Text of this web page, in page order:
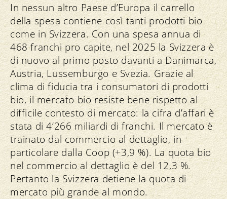
In nessun altro Paese d’Europa il carrello
della spesa contiene così tanti prodotti bio
come in Svizzera. Con una spesa annua di
468 franchi pro capite, nel 2025 la Svizzera è
di nuovo al primo posto davanti a Danimarca,
Austria, Lussemburgo e Svezia. Grazie al
clima di fiducia tra i consumatori di prodotti
bio, il mercato bio resiste bene rispetto al
difficile contesto di mercato: la cifra d’affari è
stata di 4’266 miliardi di franchi. Il mercato è
trainato dal commercio al dettaglio, in
particolare dalla Coop (+3,9 %). La quota bio
nel commercio al dettaglio è del 12,3 %.
Pertanto la Svizzera detiene la quota di
mercato più grande al mondo.